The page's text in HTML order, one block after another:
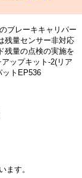
ブレーキキャリパー
残量センサー非対応
残量の点検の実施を
ップキット-2(リア
トEP536
ます。